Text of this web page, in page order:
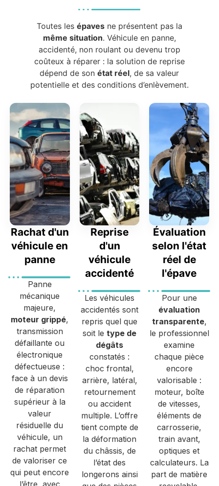
Toutes les épavesne présentent pas la
même situation. Véhicule en panne,
accidenté, non roulant ou devenu trop
coûteux à réparer : la solution de reprise
dépend de sonétat réel, de sa valeur
potentielle et des conditions d’enlèvement.
Rachat d'un
véhicule en
panne
Panne
mécanique
majeure,
moteur grippé,
transmission
défaillante ou
électronique
défectueuse :
face à un devis
de réparation
supérieur à la
valeur
résiduelle du
véhicule, un
rachat permet
de valoriser ce
qui peut encore
Reprise
d'un
véhicule
accidenté
Les véhicules
accidentés sont
repris quel que
soit le type de
dégâts
constatés :
choc frontal,
arrière, latéral,
retournement
ou accident
multiple. L’offre
tient compte de
la déformation
du châssis, de
l’état des
longerons ainsi
Évaluation
selon l'état
réel de
l'épave
Pour une
évaluation
transparente,
le professionnel
examine
chaque pièce
encore
valorisable :
moteur, boîte
de vitesses,
éléments de
carrosserie,
train avant,
optiques et
calculateurs. La
part de matière